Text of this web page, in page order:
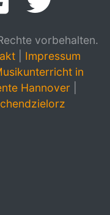
vorbehalten.
Impressum
in
Hannover